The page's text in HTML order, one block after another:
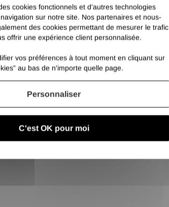
cookies fonctionnels et d’autres technologies
sur notre site. Nos partenaires et nous-
des cookies permettant de mesurer le trafic
offrir une expérience client personnalisée.
vos préférences à tout moment en cliquant sur
au bas de n'importe quelle page.
C'est OK pour moi
Personnaliser